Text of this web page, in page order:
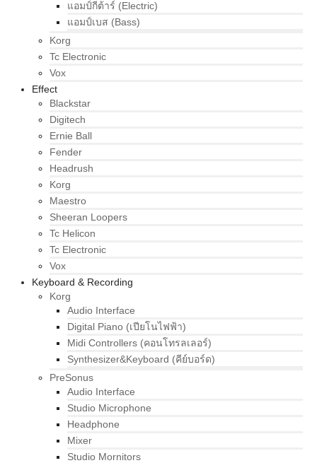
แอมป์กีต้าร์ (Electric)
แอมป์เบส (Bass)
Korg
Tc Electronic
Vox
Effect
Blackstar
Digitech
Ernie Ball
Fender
Headrush
Korg
Maestro
Sheeran Loopers
Tc Helicon
Tc Electronic
Vox
Keyboard & Recording
Korg
Audio Interface
Digital Piano (เปียโนไฟฟ้า)
Midi Controllers (คอนโทรลเลอร์)
Synthesizer&Keyboard (คีย์บอร์ด)
PreSonus
Audio Interface
Studio Microphone
Headphone
Mixer
Studio Mornitors